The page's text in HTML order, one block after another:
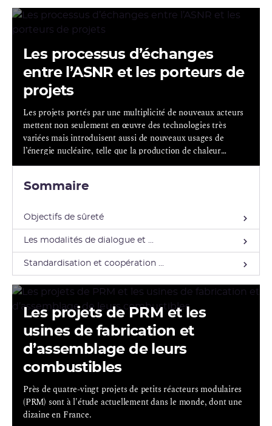
Les processus d’échanges
entre l’ASNR et les porteurs de
projets
Les projets portés par une multiplicité de nouveaux acteurs
mettent non seulement en œuvre des technologies très
variées mais introduisent aussi de nouveaux usages de
l’énergie nucléaire, telle que la production de chaleur
industrielle.
Sommaire
Objectifs de sûreté
Les modalités de dialogue et ...
Standardisation et coopération ...
Les projets de PRM et les
usines de fabrication et
d’assemblage de leurs
combustibles
Près de quatre-vingt projets de petits réacteurs modulaires
(PRM) sont à l'étude actuellement dans le monde, dont une
dizaine en France.